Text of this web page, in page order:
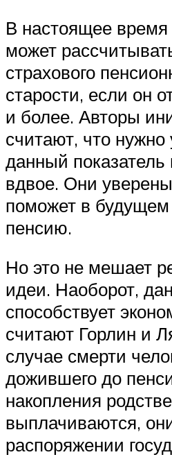
В настоящее время
может
страхового
старости, если он
и более. Авторы
считают, что нужно
данный
вдвое. Они
поможет в будущем
пенсию.
Но это не мешает
идеи. Наоборот,
способствует
считают Горлин и
случае смерти
дожившего до
накопления
выплачиваются,
распоряжении